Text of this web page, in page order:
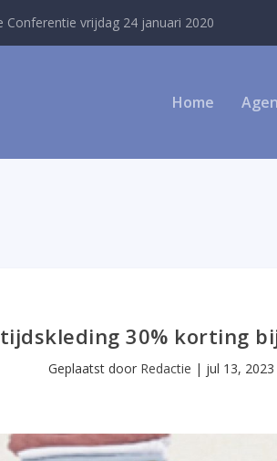
Conferentie vrijdag 24 januari 2020
Home
30% korting
Geplaatst door Redactie | jul 13, 2023